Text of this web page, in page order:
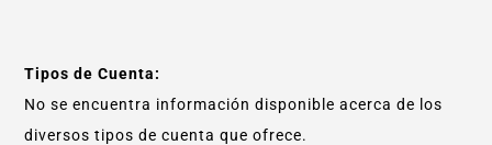
Tipos de Cuenta:
No se encuentra información disponible acerca de los
diversos tipos de cuenta que ofrece.